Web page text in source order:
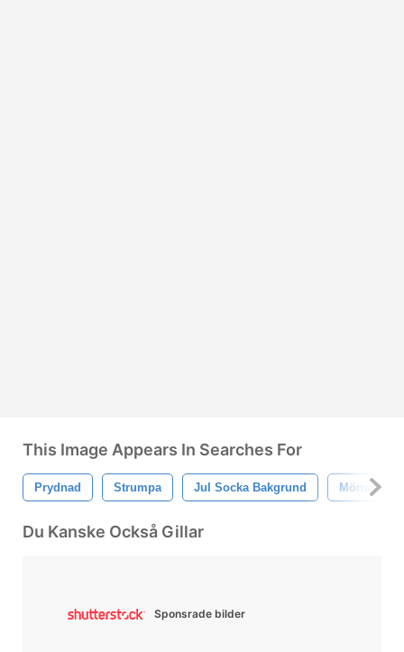
This Image Appears In Searches For
Prydnad Strumpa Jul Socka Bakgrund Mönstrad
Du Kanske Också Gillar
Sponsrade bilder